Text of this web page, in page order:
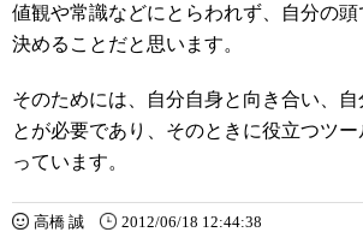
値観や常識などにとらわれず、自分の
決めることだと思います。
そのためには、自分自身と向き合い、自
とが必要であり、そのときに役立つツ
っています。
高橋 誠 2012/06/18 12:44:38